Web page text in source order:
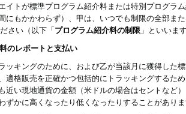
イトが標準プログラム紹介料または特別プログラ
にもかかわらず）、甲は、いつでも制限の全部
さい（以下「プログラム紹介料の制限 」といいま
のレポートと支払い
ッキングのために、および乙が当該月に獲得した
適格販売を正確かつ包括的にトラッキングするた
近い現地通貨の金額（米ドルの場合はセントなど
ずかに高くなったり低くなったりすることがあり